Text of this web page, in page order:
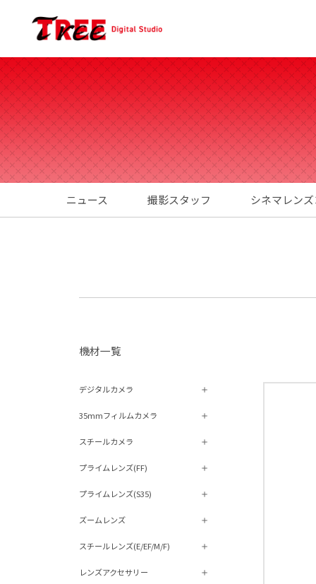
ニュース 撮影スタッフ シネマレン
機材⼀覧
デジタルカメラ
35mmフィルムカメラ
スチールカメラ
プライムレンズ(FF)
プライムレンズ(S35)
ズームレンズ
スチールレンズ(E/EF/M/F)
レンズアクセサリー